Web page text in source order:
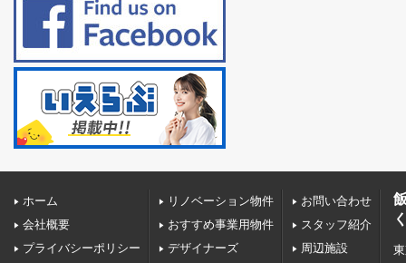
ホーム
会社概要
プライバシーポリシー
リノベーション物件
おすすめ事業用物件
デザイナーズ
お問い合わせ
スタッフ紹介
周辺施設